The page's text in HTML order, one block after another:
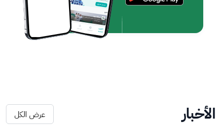
الأخبار عرض الكل